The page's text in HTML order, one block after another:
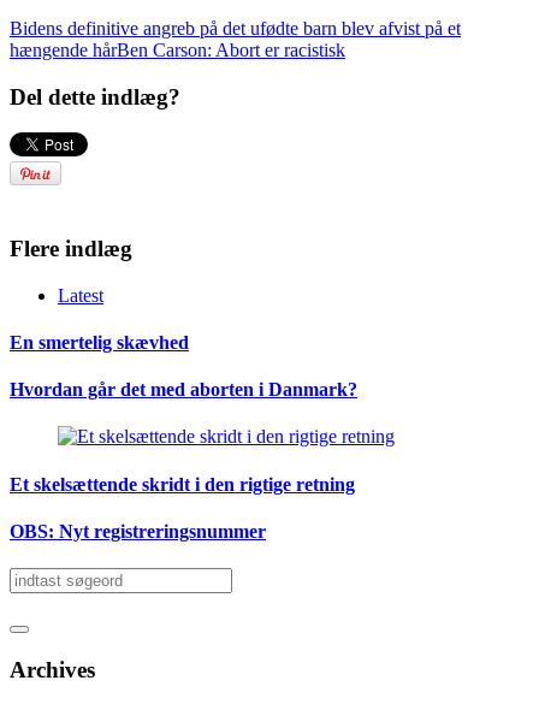
Bidens definitive angreb på det ufødte barn blev afvist på et
hængende hårBen Carson: Abort er racistisk
Del dette indlæg?
Flere indlæg
Latest
En smertelig skævhed
Hvordan går det med aborten i Danmark?
Et skelsættende skridt i den rigtige retning
OBS: Nyt registreringsnummer
Archives